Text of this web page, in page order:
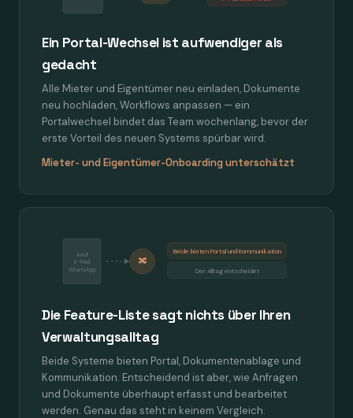
Ein Portal-Wechsel ist aufwendiger als
gedacht
Alle Mieter und Eigentümer neu einladen, Dokumente
neu hochladen, Workflows anpassen — ein
Portalwechsel bindet das Team wochenlang, bevor der
erste Vorteil des neuen Systems spürbar wird.
Mieter- und Eigentümer-Onboarding unterschätzt
Anruf
E-Mail
WhatsApp
🔀
Beide bieten Portal und Kommunikation
Der Alltag entscheidet
Die Feature-Liste sagt nichts über Ihren
Verwaltungsalltag
Beide Systeme bieten Portal, Dokumentenablage und
Kommunikation. Entscheidend ist aber, wie Anfragen
und Dokumente überhaupt erfasst und bearbeitet
werden. Genau das steht in keinem Vergleich.